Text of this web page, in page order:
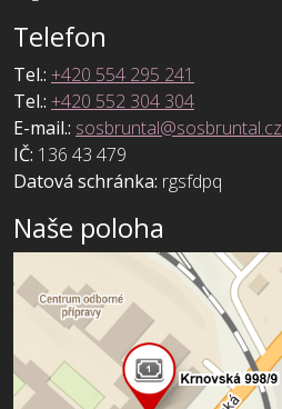
Telefon
Tel.: +420 554 295 241
Tel.: +420 552 304 304
E-mail.: sosbruntal@sosbruntal.cz
IČ: 136 43 479
Datová schránka: rgsfdpq
Naše poloha